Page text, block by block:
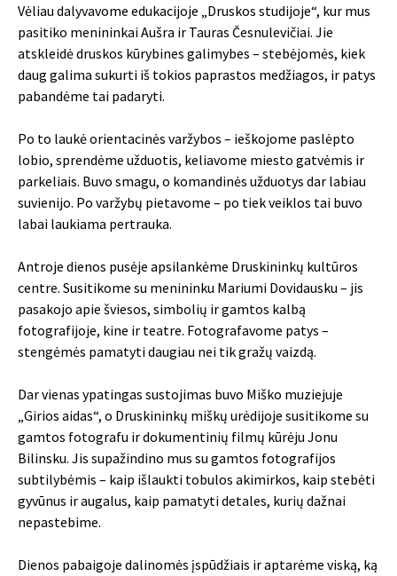
Vėliau dalyvavome edukacijoje „Druskos studijoje“, kur mus
pasitiko menininkai Aušra ir Tauras Česnulevičiai. Jie
atskleidė druskos kūrybines galimybes – stebėjomės, kiek
daug galima sukurti iš tokios paprastos medžiagos, ir patys
pabandėme tai padaryti.
Po to laukė orientacinės varžybos – ieškojome paslėpto
lobio, sprendėme užduotis, keliavome miesto gatvėmis ir
parkeliais. Buvo smagu, o komandinės užduotys dar labiau
suvienijo. Po varžybų pietavome – po tiek veiklos tai buvo
labai laukiama pertrauka.
Antroje dienos pusėje apsilankėme Druskininkų kultūros
centre. Susitikome su menininku Mariumi Dovidausku – jis
pasakojo apie šviesos, simbolių ir gamtos kalbą
fotografijoje, kine ir teatre. Fotografavome patys –
stengėmės pamatyti daugiau nei tik gražų vaizdą.
Dar vienas ypatingas sustojimas buvo Miško muziejuje
„Girios aidas“, o Druskininkų miškų urėdijoje susitikome su
gamtos fotografu ir dokumentinių filmų kūrėju Jonu
Bilinsku. Jis supažindino mus su gamtos fotografijos
subtilybėmis – kaip išlaukti tobulos akimirkos, kaip stebėti
gyvūnus ir augalus, kaip pamatyti detales, kurių dažnai
nepastebime.
Dienos pabaigoje dalinomės įspūdžiais ir aptarėme viską, ką